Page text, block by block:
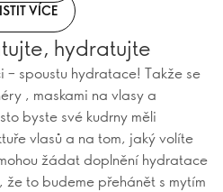
VÍCE
hydratujte
spoustu hydratace! Takže se
, maskami na vlasy a
byste své kudrny měli
vlasů a na tom, jaký volíte
žádat doplnění hydratace
to budeme přehánět s mytím